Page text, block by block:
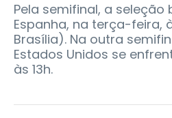
Pela semifinal, a
Espanha, na terça-feira,
Brasília). Na outra
Estados Unidos se
às 13h.